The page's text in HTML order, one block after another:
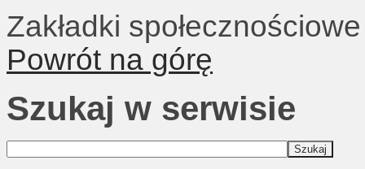
Zakładki społecznościowe
Powrót na górę
Szukaj w serwisie